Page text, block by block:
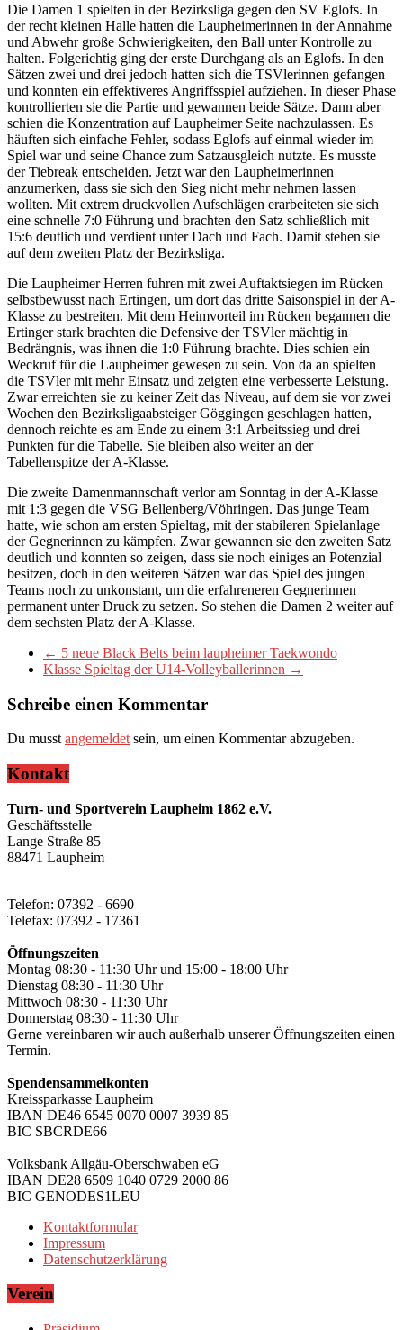
Die Damen 1 spielten in der Bezirksliga gegen den SV Eglofs. In
der recht kleinen Halle hatten die Laupheimerinnen in der Annahme
und Abwehr große Schwierigkeiten, den Ball unter Kontrolle zu
halten. Folgerichtig ging der erste Durchgang als an Eglofs. In den
Sätzen zwei und drei jedoch hatten sich die TSVlerinnen gefangen
und konnten ein effektiveres Angriffsspiel aufziehen. In dieser Phase
kontrollierten sie die Partie und gewannen beide Sätze. Dann aber
schien die Konzentration auf Laupheimer Seite nachzulassen. Es
häuften sich einfache Fehler, sodass Eglofs auf einmal wieder im
Spiel war und seine Chance zum Satzausgleich nutzte. Es musste
der Tiebreak entscheiden. Jetzt war den Laupheimerinnen
anzumerken, dass sie sich den Sieg nicht mehr nehmen lassen
wollten. Mit extrem druckvollen Aufschlägen erarbeiteten sie sich
eine schnelle 7:0 Führung und brachten den Satz schließlich mit
15:6 deutlich und verdient unter Dach und Fach. Damit stehen sie
auf dem zweiten Platz der Bezirksliga.
Die Laupheimer Herren fuhren mit zwei Auftaktsiegen im Rücken
selbstbewusst nach Ertingen, um dort das dritte Saisonspiel in der A-
Klasse zu bestreiten. Mit dem Heimvorteil im Rücken begannen die
Ertinger stark brachten die Defensive der TSVler mächtig in
Bedrängnis, was ihnen die 1:0 Führung brachte. Dies schien ein
Weckruf für die Laupheimer gewesen zu sein. Von da an spielten
die TSVler mit mehr Einsatz und zeigten eine verbesserte Leistung.
Zwar erreichten sie zu keiner Zeit das Niveau, auf dem sie vor zwei
Wochen den Bezirksligaabsteiger Göggingen geschlagen hatten,
dennoch reichte es am Ende zu einem 3:1 Arbeitssieg und drei
Punkten für die Tabelle. Sie bleiben also weiter an der
Tabellenspitze der A-Klasse.
Die zweite Damenmannschaft verlor am Sonntag in der A-Klasse
mit 1:3 gegen die VSG Bellenberg/Vöhringen. Das junge Team
hatte, wie schon am ersten Spieltag, mit der stabileren Spielanlage
der Gegnerinnen zu kämpfen. Zwar gewannen sie den zweiten Satz
deutlich und konnten so zeigen, dass sie noch einiges an Potenzial
besitzen, doch in den weiteren Sätzen war das Spiel des jungen
Teams noch zu unkonstant, um die erfahreneren Gegnerinnen
permanent unter Druck zu setzen. So stehen die Damen 2 weiter auf
dem sechsten Platz der A-Klasse.
← 5 neue Black Belts beim laupheimer Taekwondo
Klasse Spieltag der U14-Volleyballerinnen →
Schreibe einen Kommentar
Du musst angemeldet sein, um einen Kommentar abzugeben.
Kontakt
Turn- und Sportverein Laupheim 1862 e.V.
Geschäftsstelle
Lange Straße 85
88471 Laupheim
Telefon: 07392 - 6690
Telefax: 07392 - 17361
Öffnungszeiten
Montag 08:30 - 11:30 Uhr und 15:00 - 18:00 Uhr
Dienstag 08:30 - 11:30 Uhr
Mittwoch 08:30 - 11:30 Uhr
Donnerstag 08:30 - 11:30 Uhr
Gerne vereinbaren wir auch außerhalb unserer Öffnungszeiten einen
Termin.
Spendensammelkonten
Kreissparkasse Laupheim
IBAN DE46 6545 0070 0007 3939 85
BIC SBCRDE66
Volksbank Allgäu-Oberschwaben eG
IBAN DE28 6509 1040 0729 2000 86
BIC GENODES1LEU
Kontaktformular
Impressum
Datenschutzerklärung
Verein